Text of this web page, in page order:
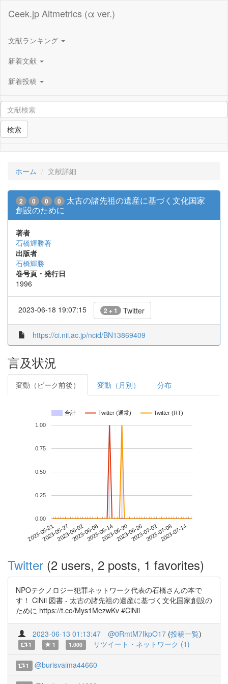
Ceek.jp Altmetrics (α ver.)
文献ランキング
新着文献
新着投稿
検索
ホーム 文献詳細
2 0 0 0
太古の諸先祖の遺産に基づく文化国家
創設のために
著者
石橋輝勝著
出版者
石橋輝勝
巻号頁・発行日
1996
2023-06-18 19:07:15 2 + 1 Twitter
https://ci.nii.ac.jp/ncid/BN13869409
言及状況
変動（ピーク前後） 変動（月別） 分布
合計 Twitter (通常) Twitter (RT)
2023-05-212023-05-272023-06-022023-06-082023-06-142023-06-202023-06-262023-07-022023-07-082023-07-14
0.00
0.25
0.50
0.75
1.00
Twitter (2 users, 2 posts, 1 favorites)
NPOテクノロジー犯罪ネットワーク代表の石橋さんの本で
す！ CiNii 図書 - 太古の諸先祖の遺産に基づく文化国家創設の
ために https://t.co/Mys1MezwKv #CiNii
2023-06-13 01:13:47 @0RmtM7IkpO17 (投稿一覧)
1 1 1.000 リツイート・ネットワーク (1)
1 @burisvaima44660